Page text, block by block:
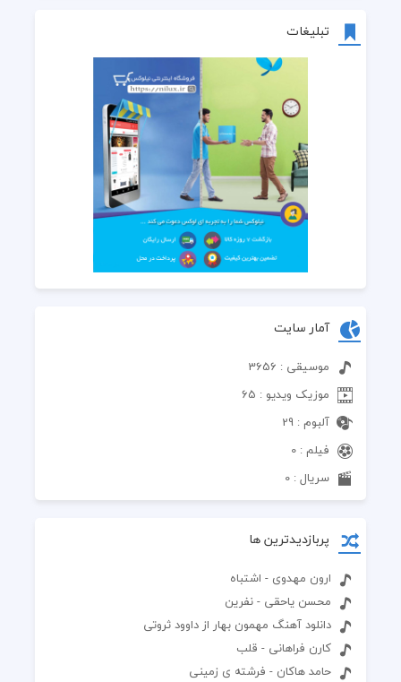
تبلیغات
آمار سایت
موسیقی : 3656
موزیک ویدیو : 65
آلبوم : 29
فیلم : 0
سریال : 0
پربازدیدترین ها
ارون مهدوی - اشتباه
محسن یاحقی - نفرین
دانلود آهنگ مهمون بهار از داوود ثروتی
کارن فراهانی - قلب
حامد هاکان - فرشته ی زمینی